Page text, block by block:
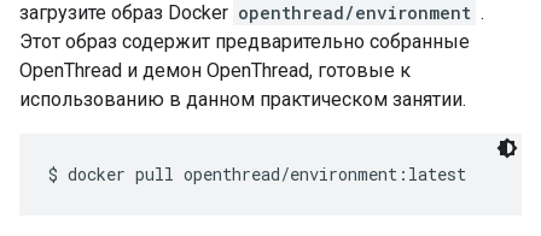
загрузите образ Docker openthread/environment .
Этот образ содержит предварительно собранные
OpenThread и демон OpenThread, готовые к
использованию в данном практическом занятии.